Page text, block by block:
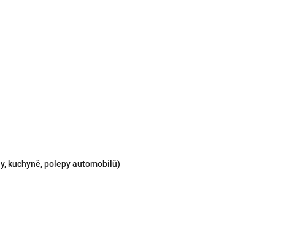
kuchyně, polepy automobilů)